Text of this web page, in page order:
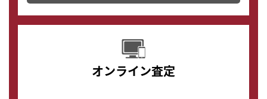
す。
オンライン査定